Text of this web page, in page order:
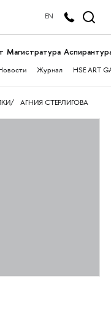
EN
Магистратура
Журнал HSE ART
АГНИЯ СТЕРЛИГОВА